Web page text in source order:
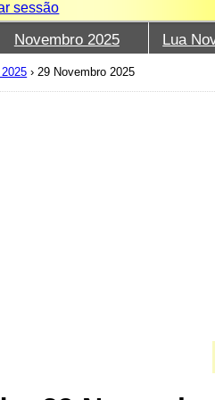
sessão
Novembro 2025 Lua
›29 Novembro 2025